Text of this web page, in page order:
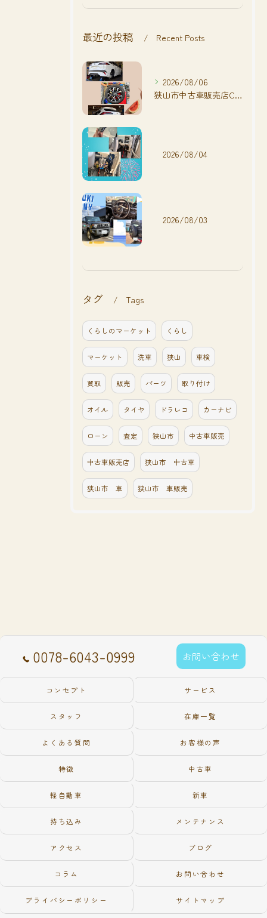
最近の投稿 Recent Posts
2026/08/06
狭山市中古車販売店CarShop FACT.🚗
2026/08/04
2026/08/03
タグ Tags
くらしのマーケット くらし
マーケット 洗車 狭山 車検
買取 販売 パーツ 取り付け
オイル タイヤ ドラレコ カーナビ
ローン 査定 狭山市 中古車販売
中古車販売店 狭山市 中古車
狭山市 車 狭山市 車販売
0078-6043-0999 お問い合わせ
コンセプト サービス
スタッフ 在庫一覧
よくある質問 お客様の声
特徴 中古車
軽自動車 新車
持ち込み メンテナンス
アクセス ブログ
コラム お問い合わせ
プライバシーポリシー サイトマップ